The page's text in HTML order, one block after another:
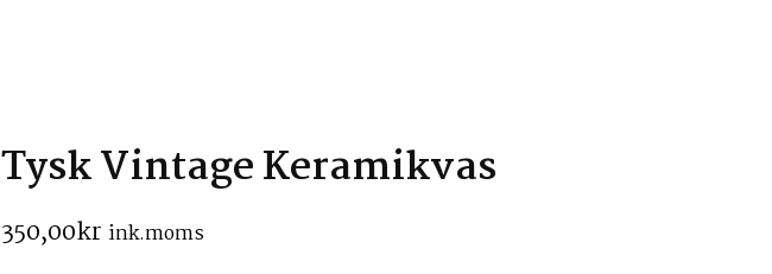
Tysk Vintage Keramikvas
350,00kr ink.moms